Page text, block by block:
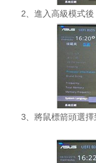
2、進入高級模式後
3、將鼠標箭頭選擇